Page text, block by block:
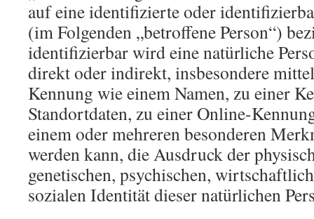
auf eine identifizierte oder
(im Folgenden „betroffene Person“)
identifizierbar wird eine natürliche
direkt oder indirekt, insbesondere
Kennung wie einem Namen, zu einer
Standortdaten, zu einer Online-
einem oder mehreren besonderen
werden kann, die Ausdruck der
genetischen, psychischen,
sozialen Identität dieser natürlichen